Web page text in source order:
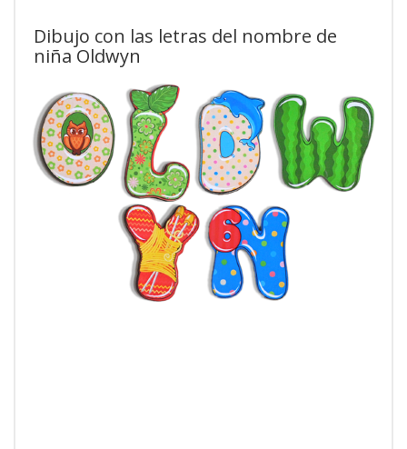
Dibujo con las letras del nombre de
niña Oldwyn